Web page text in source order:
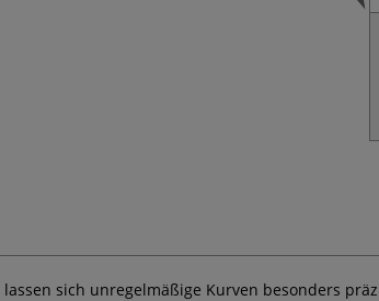
lassen sich unregelmäßige Kurven besonders